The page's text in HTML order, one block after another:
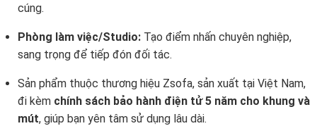
cúng.
Phòng làm việc/Studio: Tạo điểm nhấn chuyên nghiệp,
sang trọng để tiếp đón đối tác.
Sản phẩm thuộc thương hiệu Zsofa, sản xuất tại Việt Nam,
đi kèm chính sách bảo hành điện tử 5 năm cho khung và
mút, giúp bạn yên tâm sử dụng lâu dài.